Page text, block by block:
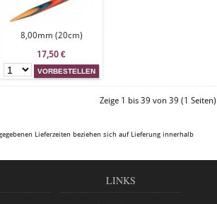
8,00mm (20cm)
17,50 €
Zeige 1 bis 39 von 39 (1 Seiten)
Lieferzeiten beziehen sich auf Lieferung innerhalb
LINKS